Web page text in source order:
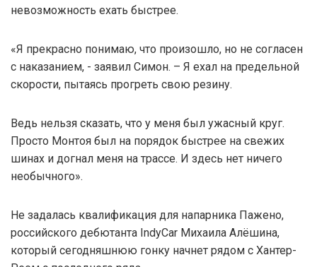
невозможность ехать быстрее.
«Я прекрасно понимаю, что произошло, но не согласен
с наказанием, - заявил Симон. – Я ехал на предельной
скорости, пытаясь прогреть свою резину.
Ведь нельзя сказать, что у меня был ужасный круг.
Просто Монтоя был на порядок быстрее на свежих
шинах и догнал меня на трассе. И здесь нет ничего
необычного».
Не задалась квалификация для напарника Пажено,
российского дебютанта IndyCar Михаила Алёшина,
который сегодняшнюю гонку начнет рядом с Хантер-